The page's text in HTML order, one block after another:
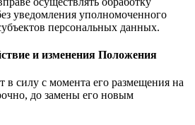
уведомления уполномоченного
персональных данных.
и изменения Положения
в силу с момента его размещения на
до замены его новым